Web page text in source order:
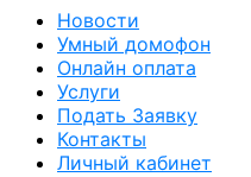
Новости
Умный домофон
Онлайн оплата
Услуги
Подать Заявку
Контакты
Личный кабинет